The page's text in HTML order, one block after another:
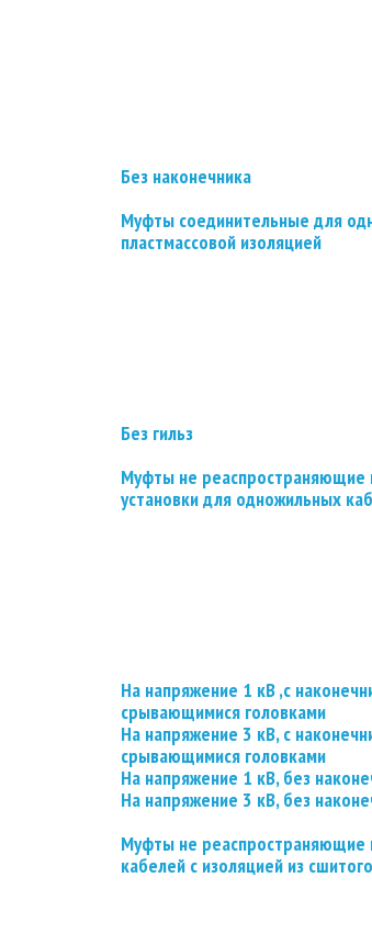
Без наконечника
Муфты соединительные для
пластмассовой изоляцией
Без гильз
Муфты не реаспространяющие
установки для одножильных
На напряжение 1 кВ ,с
срывающимися головками
На напряжение 3 кВ, с
срывающимися головками
На напряжение 1 кВ, без
На напряжение 3 кВ, без
Муфты не реаспространяющие
кабелей с изоляцией из